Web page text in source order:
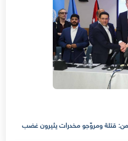
قتلة ومروّجو مخدرات يثيرون غضب